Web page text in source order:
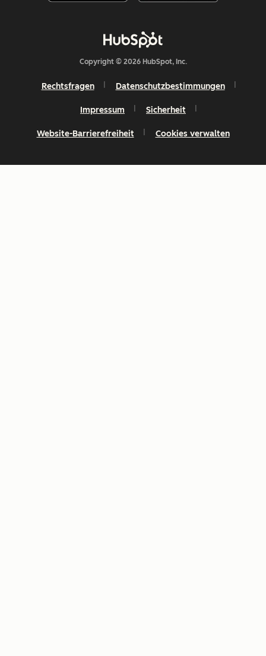
Copyright © 2026 HubSpot, Inc.
Rechtsfragen Datenschutzbestimmungen
Impressum Sicherheit
Website-Barrierefreiheit Cookies verwalten